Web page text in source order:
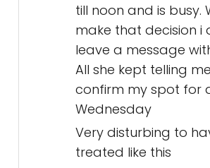
till noon and is busy.
make that decision i
leave a message
All she kept telling
confirm my spot for
Wednesday
Very disturbing to
treated like this